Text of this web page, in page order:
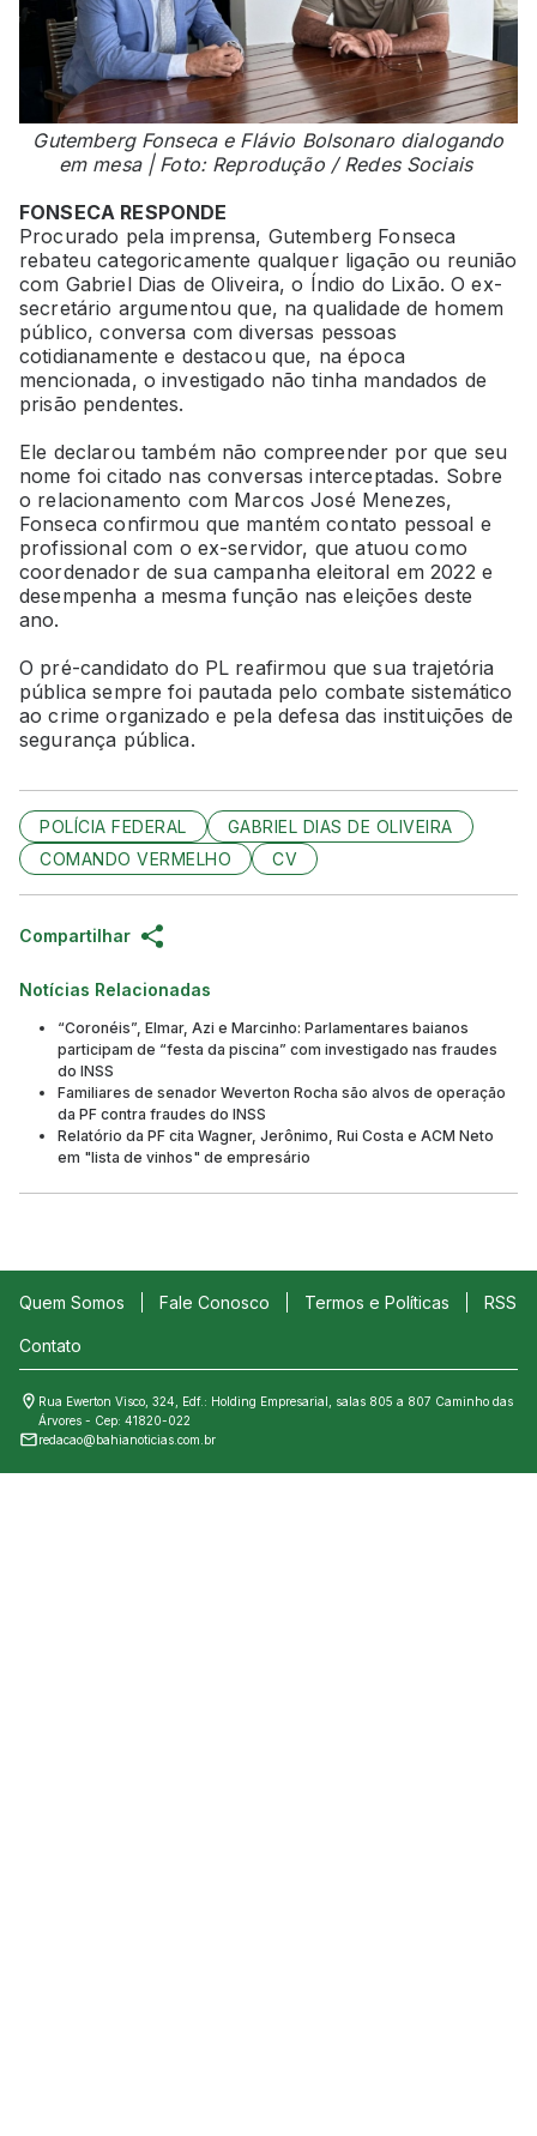
Gutemberg Fonseca e Flávio Bolsonaro dialogando
em mesa | Foto: Reprodução / Redes Sociais
FONSECA RESPONDE
Procurado pela imprensa, Gutemberg Fonseca
rebateu categoricamente qualquer ligação ou reunião
com Gabriel Dias de Oliveira, o Índio do Lixão. O ex-
secretário argumentou que, na qualidade de homem
público, conversa com diversas pessoas
cotidianamente e destacou que, na época
mencionada, o investigado não tinha mandados de
prisão pendentes.
Ele declarou também não compreender por que seu
nome foi citado nas conversas interceptadas. Sobre
o relacionamento com Marcos José Menezes,
Fonseca confirmou que mantém contato pessoal e
profissional com o ex-servidor, que atuou como
coordenador de sua campanha eleitoral em 2022 e
desempenha a mesma função nas eleições deste
ano.
O pré-candidato do PL reafirmou que sua trajetória
pública sempre foi pautada pelo combate sistemático
ao crime organizado e pela defesa das instituições de
segurança pública.
POLÍCIA FEDERAL
GABRIEL DIAS DE OLIVEIRA
COMANDO VERMELHO
CV
Compartilhar
Notícias Relacionadas
“Coronéis”, Elmar, Azi e Marcinho: Parlamentares baianos
participam de “festa da piscina” com investigado nas fraudes
do INSS
Familiares de senador Weverton Rocha são alvos de operação
da PF contra fraudes do INSS
Relatório da PF cita Wagner, Jerônimo, Rui Costa e ACM Neto
em "lista de vinhos" de empresário
Quem Somos Fale Conosco Termos e Políticas RSS
Contato
Rua Ewerton Visco, 324, Edf.: Holding Empresarial, salas 805 a 807 Caminho das
Árvores - Cep: 41820-022
redacao@bahianoticias.com.br